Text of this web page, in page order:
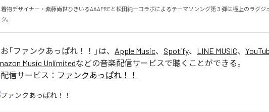
着物デザイナー・紫藤尚世ひきいるAAAPREと松田純一コラボによるテーマソンング第３弾は極上のラグジ
ク。
「ファンクあっぱれ！！ 」は、 Apple Music、 Spotify、 LINE MUSIC、
Music Unlimitedなどの音楽配信サービスで聴くことができる。
信サービス： ファンクあっぱれ！！